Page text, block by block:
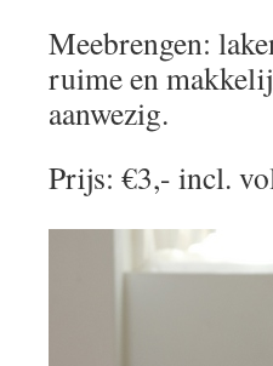
Meebrengen:
ruime en
aanwezig.
Prijs: €3,- incl.